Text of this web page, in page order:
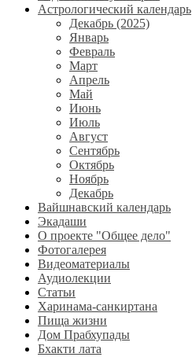
Астрологический календарь
Декабрь (2025)
Январь
Февраль
Март
Апрель
Май
Июнь
Июль
Август
Сентябрь
Октябрь
Ноябрь
Декабрь
Вайшнавский календарь
Экадаши
О проекте "Общее дело"
Фотогалерея
Видеоматериалы
Аудиолекции
Статьи
Харинама-санкиртана
Пища жизни
Дом Прабхупады
Бхакти лата